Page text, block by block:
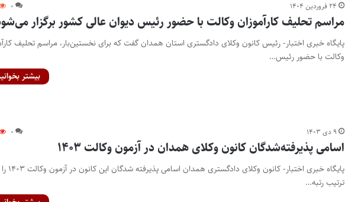
۲۴ فروردین ۱۴۰۴ ۰
مراسم تحلیف کارآموزان وکالت با حضور رئیس دیوان عالی کشور برگزار
پایگاه خبری اختبار- رئیس کانون وکلای دادگستری استان همدان گفت که برای نخستین‌بار، مراسم تحلیف
وکالت با حضور رئیس…
بیشتر
۹ دی ۱۴۰۳ ۰
اسامی پذیرفته‌شدگان کانون وکلای همدان در آزمون وکالت ۱۴۰۳
پایگاه خبری اختبار- کانون
ترتیب رتبه…